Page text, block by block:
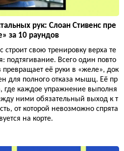
рук: Слоан Стивенс пре
за 10 раундов
строит свою тренировку верха те
подтягивание. Всего один повто
её руки в «желе», док
для полного отказа мышц. Её пр
где каждое упражнение выполня
ними обязательный выход к т
от которой невозможно спрята
на корте.